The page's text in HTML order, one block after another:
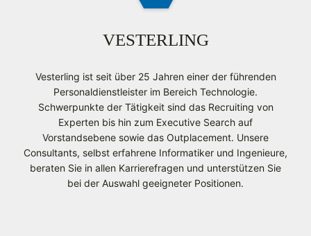
VESTERLING
Vesterling ist seit über 25 Jahren einer der führenden
Personaldienstleister im Bereich Technologie.
Schwerpunkte der Tätigkeit sind das Recruiting von
Experten bis hin zum Executive Search auf
Vorstandsebene sowie das Outplacement. Unsere
Consultants, selbst erfahrene Informatiker und Ingenieure,
beraten Sie in allen Karrierefragen und unterstützen Sie
bei der Auswahl geeigneter Positionen.